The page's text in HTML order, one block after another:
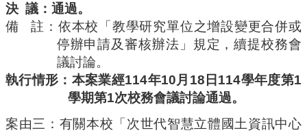
決 議：通過。
備
註：依本校「教學研究單位之增設變更合併或
停辦申請及審核辦法」規定，續提校務會
議討論。
執行情形：本案業經114年10月 18 日 114學年度第1
學期第1次校務會議討論通過。
案由三： 有關本校 「次世代智慧立體國土資訊中心